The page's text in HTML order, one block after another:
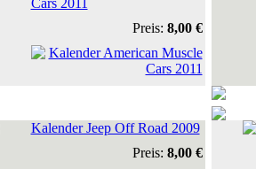
Cars 2011
Preis: 8,00 €
Kalender Jeep Off Road 2009
Preis: 8,00 €